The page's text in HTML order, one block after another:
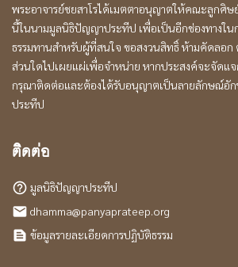
พระอาจารย์ชยสาโรได้เมตตาอนุญาตให้คณะลูกศิ
นี้ในนามมูลนิธิปัญญาประทีป เพื่อเป็นอีกช่องทางใน
ธรรมทานสำหรับผู้ที่สนใจ ขอสงวนสิทธิ์ ห้ามคัดลอ
ส่วนใดไปเผยแผ่เพื่อจำหน่าย หากประสงค์จะจัดแ
กรุณาติดต่อและต้องได้รับอนุญาตเป็นลายลักษณ์อั
ประทีป
ติดต่อ
help_outline มูลนิธิปัญญาประทีป
local_post_office dhamma@panyaprateep.org
text_snippet ข้อมูลรายละเอียดการปฏิบัติธรรม